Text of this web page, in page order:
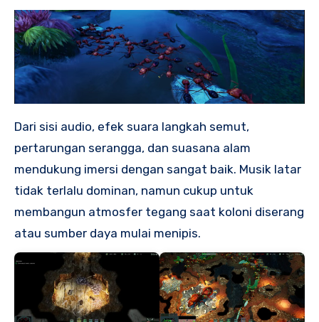
Dari sisi audio, efek suara langkah semut,
pertarungan serangga, dan suasana alam
mendukung imersi dengan sangat baik. Musik latar
tidak terlalu dominan, namun cukup untuk
membangun atmosfer tegang saat koloni diserang
atau sumber daya mulai menipis.